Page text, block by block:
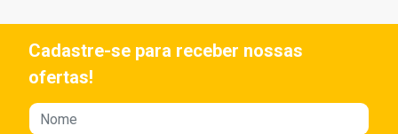
Cadastre-se para receber nossas
ofertas!